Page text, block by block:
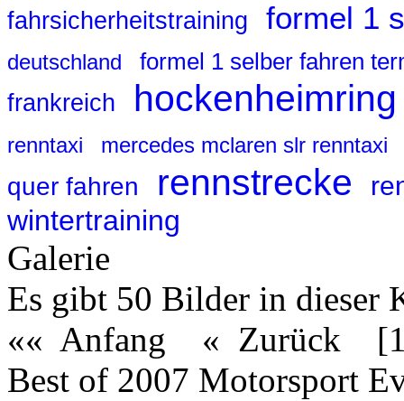
fahrsicherheitstraining formel 1
deutschland formel 1 selber fahren
frankreich hockenheimring
renntaxi mercedes mclaren slr renntaxi
quer fahren rennstrecke
wintertraining
Galerie
Es gibt 50 Bilder in dieser
«« Anfang
« Zurück
Best of 2007 Motorsport